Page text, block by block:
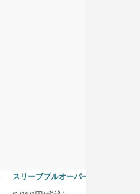
スリーブプルオーバー サラシ